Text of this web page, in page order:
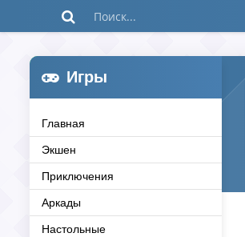
Игры
Главная
Экшен
Приключения
Аркады
Настольные